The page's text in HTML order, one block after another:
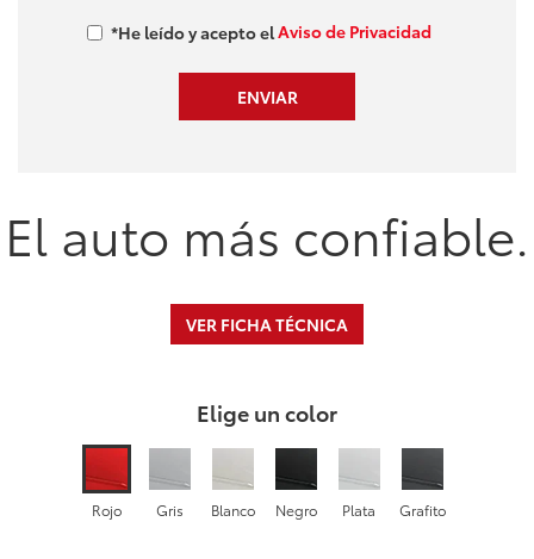
*He leído y acepto elAviso de Privacidad
El auto más confiable.
VER FICHA TÉCNICA
Elige un color
Rojo Gris Blanco Negro Plata Grafito